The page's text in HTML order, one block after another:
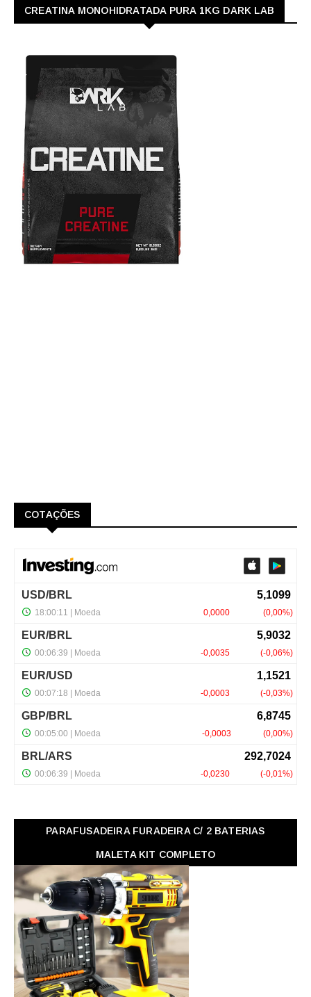
CREATINA MONOHIDRATADA PURA 1KG DARK LAB
COTAÇÕES
PARAFUSADEIRA FURADEIRA C/ 2 BATERIAS
MALETA KIT COMPLETO